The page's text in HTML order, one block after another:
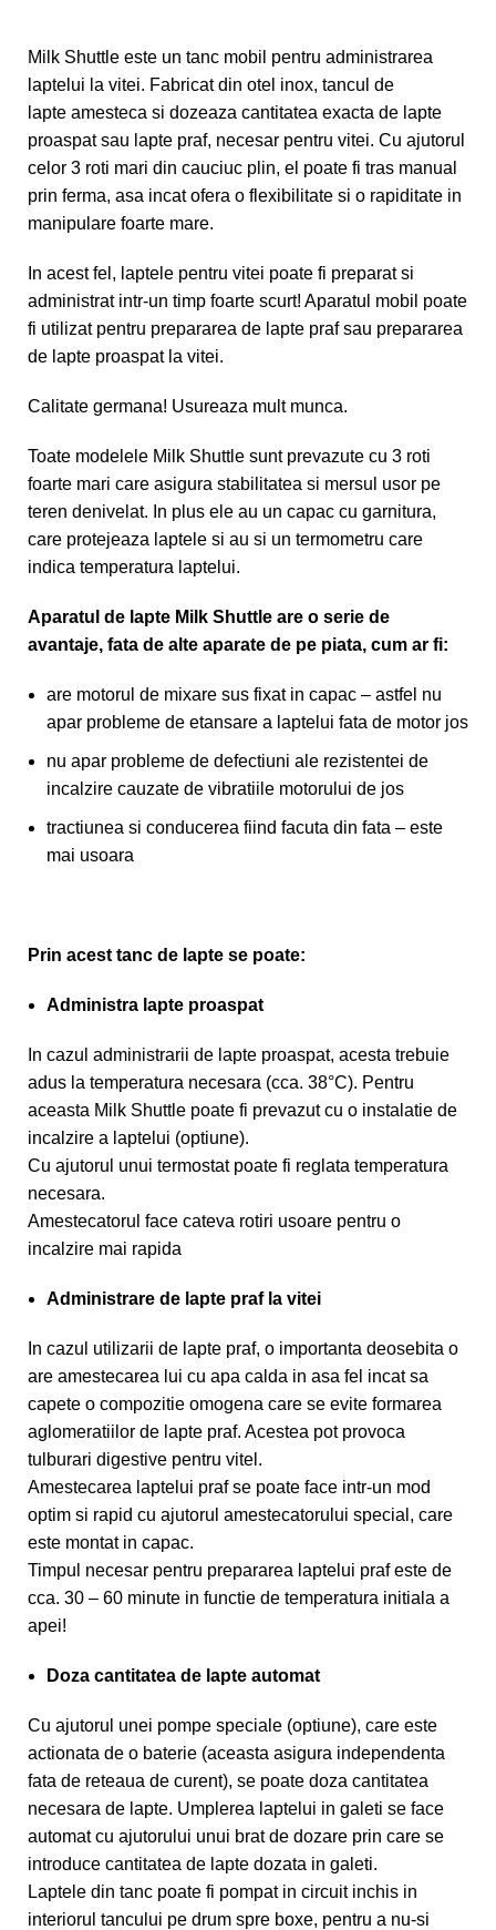
Milk Shuttle este un tanc mobil pentru administrarea
laptelui la vitei. Fabricat din otel inox, tancul de
lapte amesteca si dozeaza cantitatea exacta de lapte
proaspat sau lapte praf, necesar pentru vitei. Cu ajutorul
celor 3 roti mari din cauciuc plin, el poate fi tras manual
prin ferma, asa incat ofera o flexibilitate si o rapiditate in
manipulare foarte mare.
In acest fel, laptele pentru vitei poate fi preparat si
administrat intr-un timp foarte scurt! Aparatul mobil poate
fi utilizat pentru prepararea de lapte praf sau prepararea
de lapte proaspat la vitei.
Calitate germana! Usureaza mult munca.
Toate modelele Milk Shuttle sunt prevazute cu 3 roti
foarte mari care asigura stabilitatea si mersul usor pe
teren denivelat. In plus ele au un capac cu garnitura,
care protejeaza laptele si au si un termometru care
indica temperatura laptelui.
Aparatul de lapte Milk Shuttle are o serie de
avantaje, fata de alte aparate de pe piata, cum ar fi:
are motorul de mixare sus fixat in capac – astfel nu
apar probleme de etansare a laptelui fata de motor jos
nu apar probleme de defectiuni ale rezistentei de
incalzire cauzate de vibratiile motorului de jos
tractiunea si conducerea fiind facuta din fata – este
mai usoara
Prin acest tanc de lapte se poate:
Administra lapte proaspat
In cazul administrarii de lapte proaspat, acesta trebuie
adus la temperatura necesara (cca. 38°C). Pentru
aceasta Milk Shuttle poate fi prevazut cu o instalatie de
incalzire a laptelui (optiune).
Cu ajutorul unui termostat poate fi reglata temperatura
necesara.
Amestecatorul face cateva rotiri usoare pentru o
incalzire mai rapida
Administrare de lapte praf la vitei
In cazul utilizarii de lapte praf, o importanta deosebita o
are amestecarea lui cu apa calda in asa fel incat sa
capete o compozitie omogena care se evite formarea
aglomeratiilor de lapte praf. Acestea pot provoca
tulburari digestive pentru vitel.
Amestecarea laptelui praf se poate face intr-un mod
optim si rapid cu ajutorul amestecatorului special, care
este montat in capac.
Timpul necesar pentru prepararea laptelui praf este de
cca. 30 – 60 minute in functie de temperatura initiala a
apei!
Doza cantitatea de lapte automat
Cu ajutorul unei pompe speciale (optiune), care este
actionata de o baterie (aceasta asigura independenta
fata de reteaua de curent), se poate doza cantitatea
necesara de lapte. Umplerea laptelui in galeti se face
automat cu ajutorului unui brat de dozare prin care se
introduce cantitatea de lapte dozata in galeti.
Laptele din tanc poate fi pompat in circuit inchis in
interiorul tancului pe drum spre boxe, pentru a nu-si